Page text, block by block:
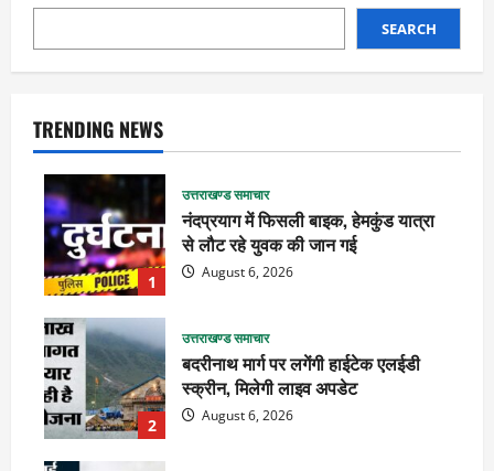
SEARCH
TRENDING NEWS
1
उत्तराखण्ड समाचार
नंदप्रयाग में फिसली बाइक, हेमकुंड यात्रा
से लौट रहे युवक की जान गई
August 6, 2026
2
उत्तराखण्ड समाचार
बदरीनाथ मार्ग पर लगेंगी हाईटेक एलईडी
स्क्रीन, मिलेगी लाइव अपडेट
August 6, 2026